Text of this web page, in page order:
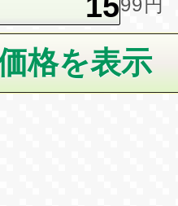
99円